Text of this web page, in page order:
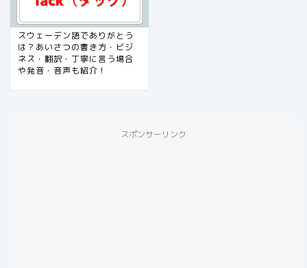
スウェーデン語でありがとう
は？あいさつの書き方・ビジ
ネス・翻訳・丁寧に言う場合
や発音・音声も紹介！
スポンサーリンク